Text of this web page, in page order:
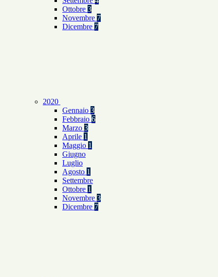
Ottobre 3
Novembre 7
Dicembre 7
2020
Gennaio 3
Febbraio 6
Marzo 3
Aprile 1
Maggio 1
Giugno
Luglio
Agosto 1
Settembre
Ottobre 1
Novembre 3
Dicembre 7